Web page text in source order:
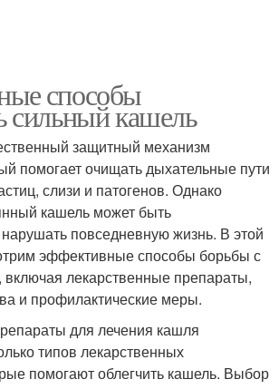
способы
сильный кашель
защитный механизм
помогает очищать дыхательные пути
слизи и патогенов. Однако
кашель может быть
повседневную жизнь. В этой
эффективные способы борьбы с
лекарственные препараты,
и профилактические меры.
для лечения кашля
типов лекарственных
помогают облегчить кашель. Выбор